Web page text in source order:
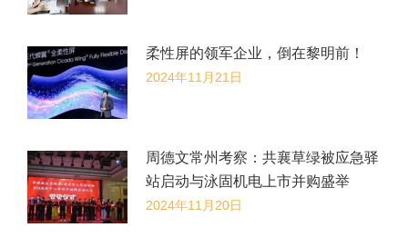
柔性屏的领军企业，倒在黎明前！
2024年11月21日
周德文常州考察：共襄草绿被应急驿
站启动与泳固机电上市并购盛举
2024年11月20日